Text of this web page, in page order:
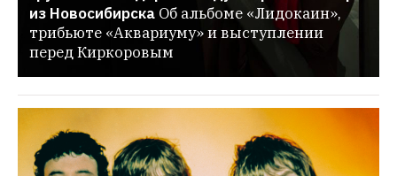
из Новосибирска Об альбоме «Лидокаин»,
трибьюте «Аквариуму» и выступлении
перед Киркоровым